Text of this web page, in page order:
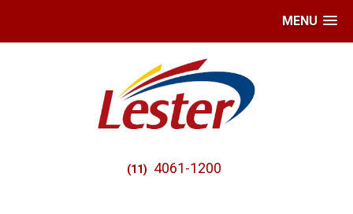
MENU
(11) 4061-1200